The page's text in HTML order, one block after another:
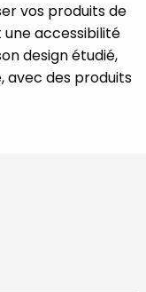
vos produits de
accessibilité
design étudié,
avec des produits